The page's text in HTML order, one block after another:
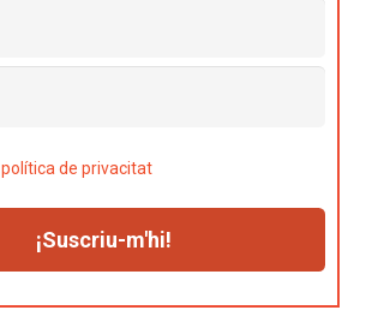
política de privacitat